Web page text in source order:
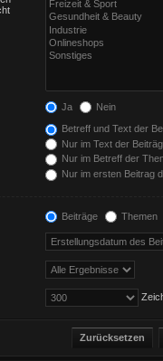
Ja Nein
Betreff und Text der
Nur im Text der
Nur im Betreff der
Nur im ersten Beitrag
Beiträge Themen